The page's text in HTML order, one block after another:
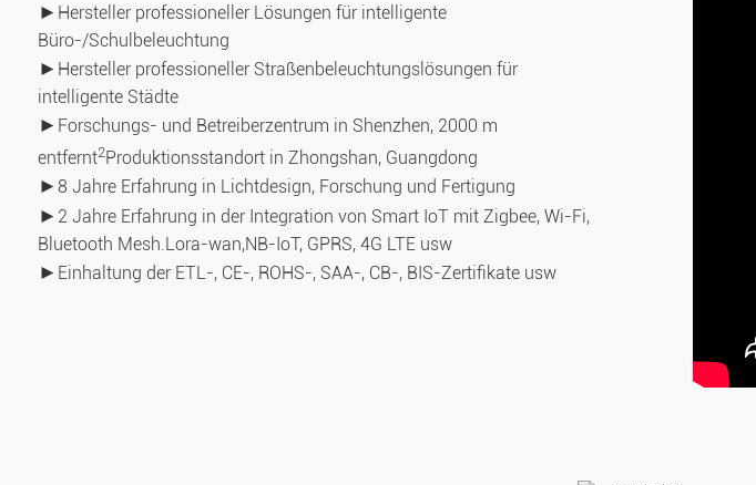
► Hersteller professioneller Lösungen für intelligente
Büro-/Schulbeleuchtung
► Hersteller professioneller Straßenbeleuchtungslösungen für
intelligente Städte
► Forschungs- und Betreiberzentrum in Shenzhen, 2000 m
entfernt2Produktionsstandort in Zhongshan, Guangdong
► 8 Jahre Erfahrung in Lichtdesign, Forschung und Fertigung
► 2 Jahre Erfahrung in der Integration von Smart IoT mit Zigbee, Wi-Fi,
Bluetooth Mesh.Lora-wan,NB-IoT, GPRS, 4G LTE usw
► Einhaltung der ETL-, CE-, ROHS-, SAA-, CB-, BIS-Zertifikate usw